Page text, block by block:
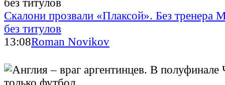
Скалони прозвали «Плаксой». Без тренера
без титулов
13:08Roman Novikov